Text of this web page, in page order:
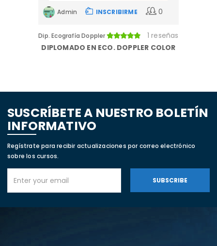
Admin INSCRIBIRME 0
Dip. Ecografía Doppler
1 reseñas
DIPLOMADO EN ECO. DOPPLER COLOR
SUSCRÍBETE A NUESTRO BOLETÍN
INFORMATIVO
Regístrate para recibir actualizaciones por correo electrónico
sobre los cursos.
SUBSCRIBE